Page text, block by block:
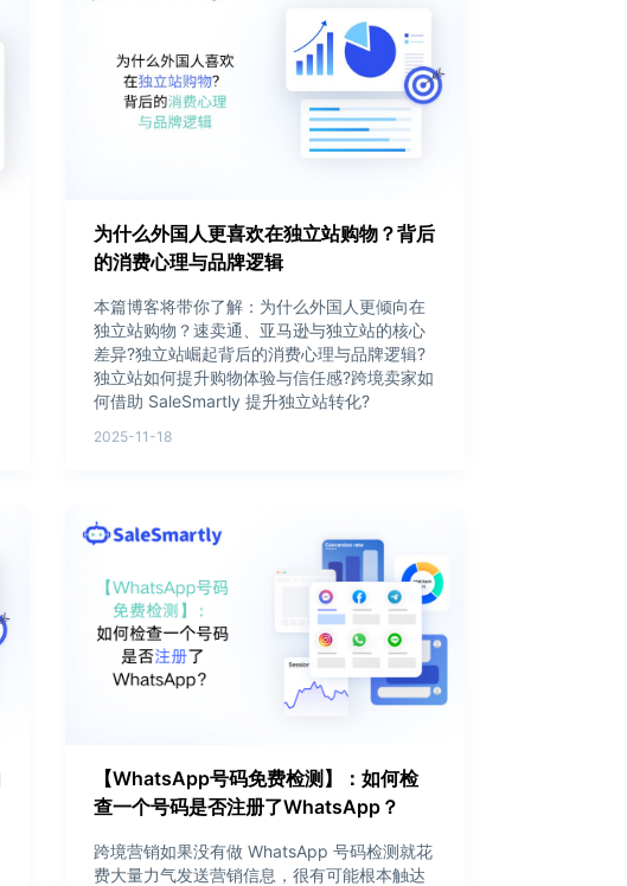
为什么外国人更喜欢在独立站购物？背后
的消费心理与品牌逻辑
本篇博客将带你了解：为什么外国人更倾向在
独立站购物？速卖通、亚马逊与独立站的核心
差异?独立站崛起背后的消费心理与品牌逻辑?
独立站如何提升购物体验与信任感?跨境卖家如
何借助 SaleSmartly 提升独立站转化?
2025-11-18
【WhatsApp号码免费检测】：如何检
查一个号码是否注册了WhatsApp？
跨境营销如果没有做 WhatsApp 号码检测就花
费大量力气发送营销信息，很有可能根本触达